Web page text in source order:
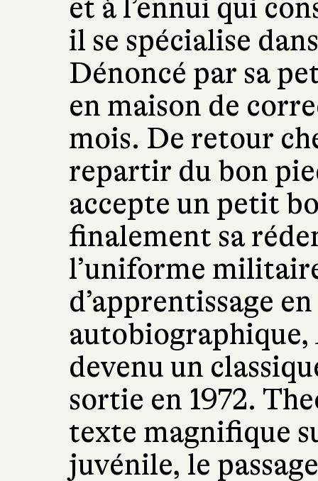
et à l’ennui qui
il se spécialise
Dénoncé par sa
en maison de
mois. De retour
repartir du bon
accepte un petit
finalement sa
l’uniforme
d’apprentissage
autobiographique,
devenu un
sortie en 1972.
texte magnifique
juvénile, le